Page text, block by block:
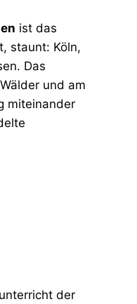
ist das
staunt: Köln,
Das
und am
miteinander
der